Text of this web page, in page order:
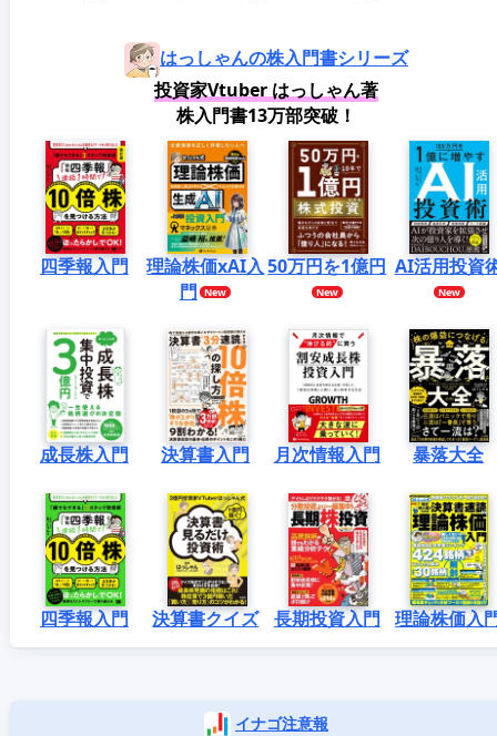
はっしゃんの株入門書シリーズ
投資家Vtuber はっしゃん著
株入門書13万部突破！
四季報入門
理論株価xAI入
門
50万円を1億円 AI活用投資
成長株入門 決算書入門 月次情報入門 暴落大全
四季報入門 決算書クイズ 長期投資入門 理論株価入
イナゴ注意報